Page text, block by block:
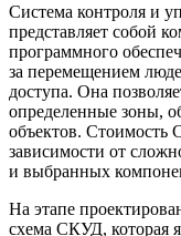
Система контроля и
представляет собой
программного
за перемещением
доступа. Она
определенные зоны,
объектов. Стоимость
зависимости от
и выбранных
На этапе
схема СКУД, которая